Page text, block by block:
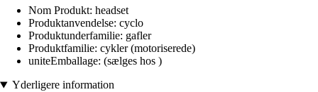
Nom Produkt: headset
Produktanvendelse: cyclo
Produktunderfamilie: gafler
Produktfamilie: cykler (motoriserede)
uniteEmballage: (sælges hos )
Yderligere information